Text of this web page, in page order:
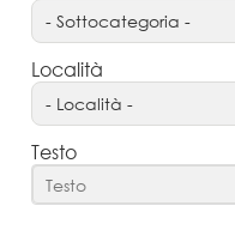
Località
Testo